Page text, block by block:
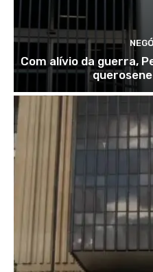
Com alívio da guerra,